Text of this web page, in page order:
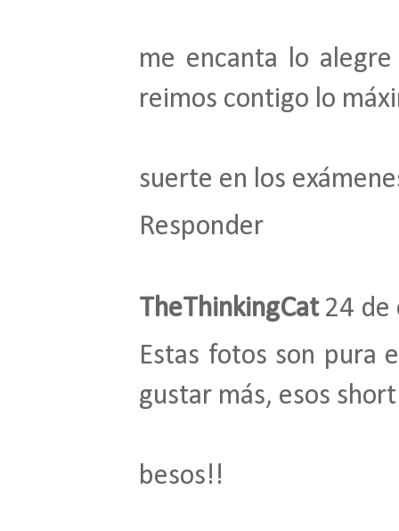
me encanta lo
reimos contigo lo
suerte en los
Responder
TheThinkingCat 24 de
Estas fotos son pura
gustar más, esos
besos!!